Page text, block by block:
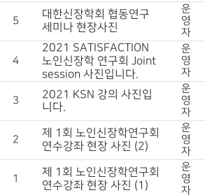
5
대한신장학회 협동연구
세미나 현장사진
운
영
자
4
2021 SATISFACTION
노인신장학 연구회 Joint
session 사진입니다.
운
영
자
3
2021 KSN 강의 사진입
니다.
운
영
자
2
제 1회 노인신장학연구회
연수강좌 현장 사진 (2)
운
영
자
1
제 1회 노인신장학연구회
연수강좌 현장 사진 (1)
운
영
자